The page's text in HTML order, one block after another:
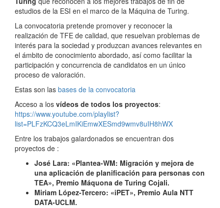
estudios de la ESI en el marco de la Máquina de Turing.
La convocatoria pretende promover y reconocer la
realización de TFE de calidad, que resuelvan problemas de
interés para la sociedad y produzcan avances relevantes en
el ámbito de conocimiento abordado, así como facilitar la
participación y concurrencia de candidatos en un único
proceso de valoración.
Estas son las bases de la convocatoria
Acceso a los vídeos de todos los proyectos:
https://www.youtube.com/playlist?
list=PLFzKCQ3eLmIKiEmwXESmd9wmv8uIH8hWX
Entre los trabajos galardonados se encuentran dos
proyectos de :
José Lara: «Plantea-WM: Migración y mejora de
una aplicación de planificación para personas con
TEA», Premio Máquona de Turing Cojali.
Miriam López-Tercero: «iPET», Premio Aula NTT
DATA-UCLM.